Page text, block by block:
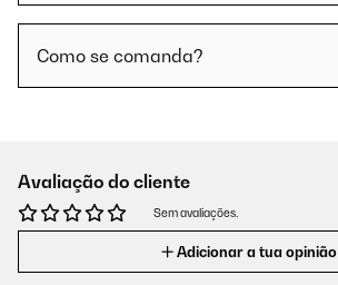
Como se comanda?
Avaliação do cliente
Sem avaliações.
Adicionar a tua opinião